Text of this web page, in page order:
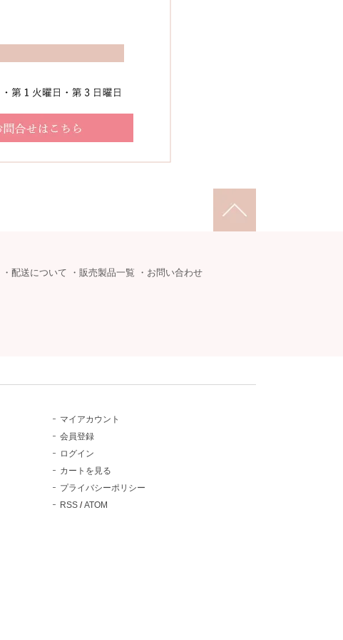
・ 配送について ・ 販売製品一覧 ・ お問い合わせ
マイアカウント
会員登録
ログイン
カートを見る
プライバシーポリシー
RSS/ATOM